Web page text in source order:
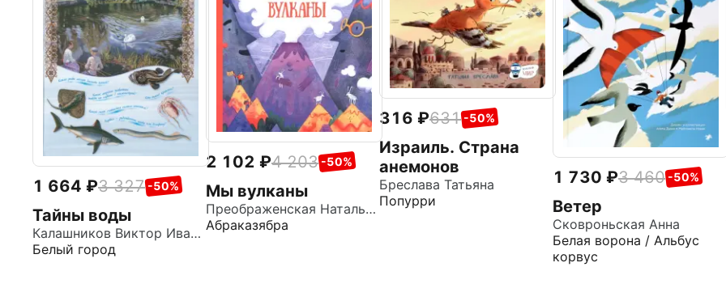
1 664 3 327 -50%
Тайны воды
Калашников Виктор Иванович
Белый город
2 102 4 203 -50%
Мы вулканы
Преображенская Наталья Викторовна
Абраказябра
316 631 -50%
Израиль. Страна
анемонов
Бреслава Татьяна
Попурри
1 730 3 460 -50%
Ветер
Сковроньская Анна
Белая ворона / Альбус
корвус